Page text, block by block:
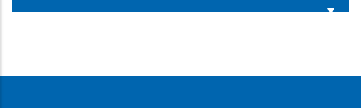
PÁGINA